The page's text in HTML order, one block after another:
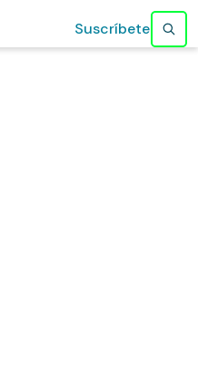
Suscríbete